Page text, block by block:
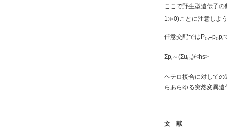
ここで野生型遺伝子の
1≫0)ことに注意しよ
任意交配ではP0i=p0pi
Σpi～(Σu0i)/<hs>
ヘテロ接合に対して
らあらゆる突然変異
文 献